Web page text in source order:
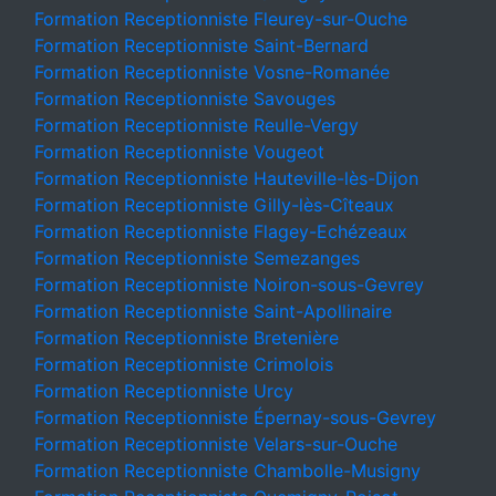
Formation Receptionniste Fleurey-sur-Ouche
Formation Receptionniste Saint-Bernard
Formation Receptionniste Vosne-Romanée
Formation Receptionniste Savouges
Formation Receptionniste Reulle-Vergy
Formation Receptionniste Vougeot
Formation Receptionniste Hauteville-lès-Dijon
Formation Receptionniste Gilly-lès-Cîteaux
Formation Receptionniste Flagey-Echézeaux
Formation Receptionniste Semezanges
Formation Receptionniste Noiron-sous-Gevrey
Formation Receptionniste Saint-Apollinaire
Formation Receptionniste Bretenière
Formation Receptionniste Crimolois
Formation Receptionniste Urcy
Formation Receptionniste Épernay-sous-Gevrey
Formation Receptionniste Velars-sur-Ouche
Formation Receptionniste Chambolle-Musigny